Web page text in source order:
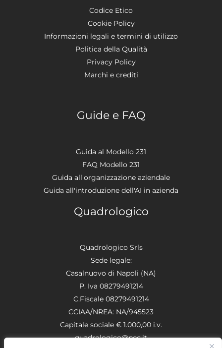
Codice Etico
Cookie Policy
Informazioni legali e termini di utilizzo
Politica della Qualità
Privacy Policy
Marchi e crediti
Guide e FAQ
Guida al Modello 231
FAQ Modello 231
Guida all'organizzazione aziendale
Guida all'introduzione dell'AI in azienda
Quadrologico
Quadrologico Srls
Sede legale:
Casalnuovo di Napoli (NA)
P. Iva 08279491214
C.Fiscale 08279491214
CCIAA/NREA: NA/945523
Capitale sociale € 1.000,00 i.v.
quadrologico@pec.it